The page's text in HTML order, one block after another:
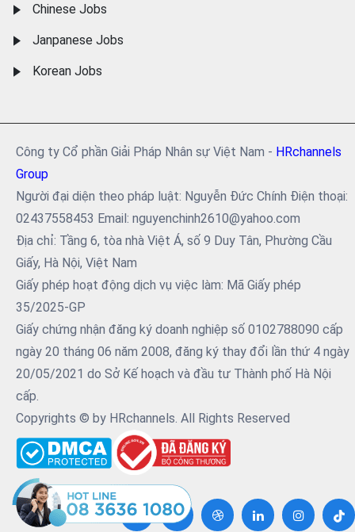
Chinese Jobs
Janpanese Jobs
Korean Jobs
Công ty Cổ phần Giải Pháp Nhân sự Việt Nam - HRchannels
Group
Người đại diện theo pháp luật: Nguyễn Đức Chính Điện thoại:
02437558453 Email: nguyenchinh2610@yahoo.com
Địa chỉ: Tầng 6, tòa nhà Việt Á, số 9 Duy Tân, Phường Cầu
Giấy, Hà Nội, Việt Nam
Giấy phép hoạt động dịch vụ việc làm: Mã Giấy phép
35/2025-GP
Giấy chứng nhận đăng ký doanh nghiệp số 0102788090 cấp
ngày 20 tháng 06 năm 2008, đăng ký thay đổi lần thứ 4 ngày
20/05/2021 do Sở Kế hoạch và đầu tư Thành phố Hà Nội
cấp.
Copyrights © by HRchannels. All Rights Reserved